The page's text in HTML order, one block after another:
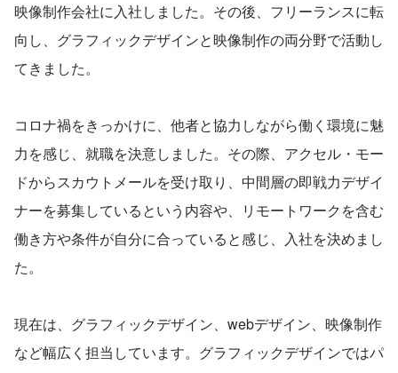
映像制作会社に入社しました。その後、フリーランスに転
向し、グラフィックデザインと映像制作の両分野で活動し
てきました。
コロナ禍をきっかけに、他者と協力しながら働く環境に魅
力を感じ、就職を決意しました。その際、アクセル・モー
ドからスカウトメールを受け取り、中間層の即戦力デザイ
ナーを募集しているという内容や、リモートワークを含む
働き方や条件が自分に合っていると感じ、入社を決めまし
た。
現在は、グラフィックデザイン、webデザイン、映像制作
など幅広く担当しています。グラフィックデザインではパ